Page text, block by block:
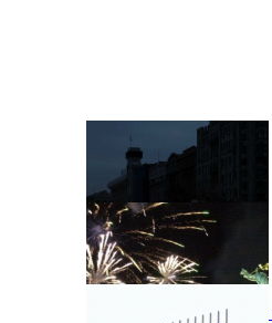
У пікові години у